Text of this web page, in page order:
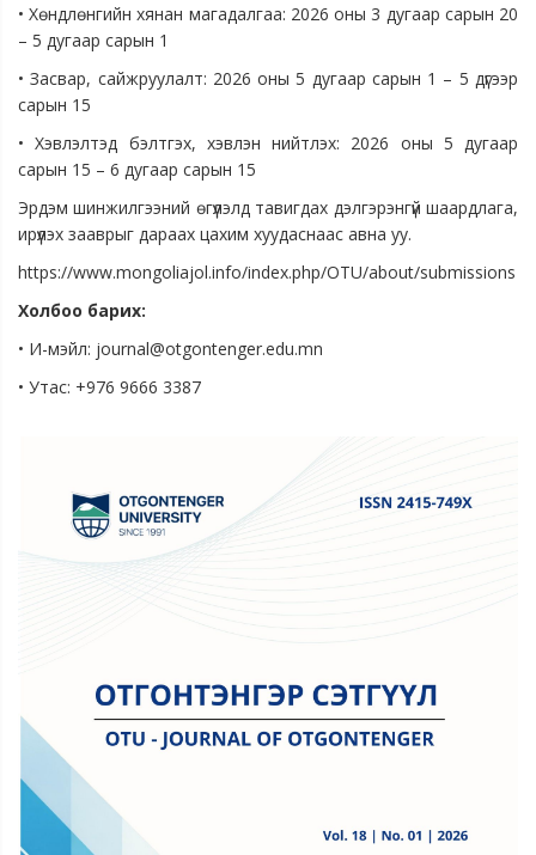
• Хөндлөнгийн хянан магадалгаа: 2026 оны 3 дугаар сарын 20
– 5 дугаар сарын 1
• Засвар, сайжруулалт: 2026 оны 5 дугаар сарын 1 – 5 дүгээр
сарын 15
• Хэвлэлтэд бэлтгэх, хэвлэн нийтлэх: 2026 оны 5 дугаар
сарын 15 – 6 дугаар сарын 15
Эрдэм шинжилгээний өгүүлэлд тавигдах дэлгэрэнгүй шаардлага,
ирүүлэх зааврыг дараах цахим хуудаснаас авна уу.
https://www.mongoliajol.info/index.php/OTU/about/submissions
Холбоо барих:
• И-мэйл: journal@otgontenger.edu.mn
• Утас: +976 9666 3387